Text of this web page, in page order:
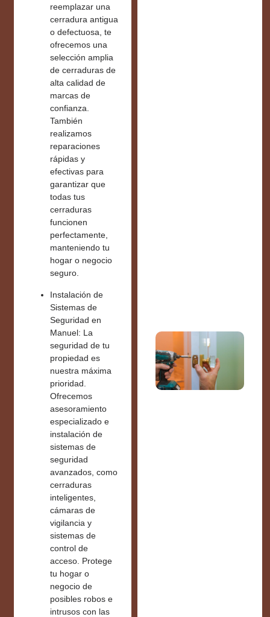
reemplazar una
cerradura antigua
o defectuosa, te
ofrecemos una
selección amplia
decerraduras de
alta calidad de
marcas de
confianza.
También
realizamos
reparaciones
rápidas y
efectivas para
garantizar que
todas tus
cerraduras
funcionen
perfectamente,
manteniendo tu
hogar o negocio
seguro.
Instalación de
Sistemas de
Seguridad en
Manuel: La
seguridad de tu
propiedad es
nuestra máxima
prioridad.
Ofrecemos
asesoramiento
especializado e
instalación de
sistemas de
seguridad
avanzados , como
cerraduras
inteligentes,
cámaras de
vigilancia y
sistemas de
control de
acceso. Protege
tu hogar o
negocio de
posibles robos e
intrusos con las